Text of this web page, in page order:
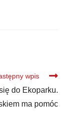
wpis
do Ekoparku.
ma pomóc